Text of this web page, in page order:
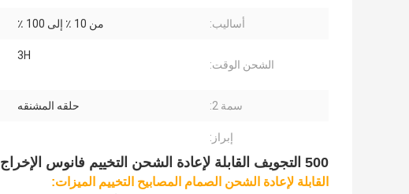
أساليب: من 10 ٪ إلى 100 ٪
الشحن الوقت:
3H
سمة 2: حلقه المشنقه
إبراز:
500 التجويف القابلة لإعادة الشحن التخييم فانوس الإخراج USB مع حلقة معلقة
القابلة لإعادة الشحن الصمام المصابيح التخييم الميزات: